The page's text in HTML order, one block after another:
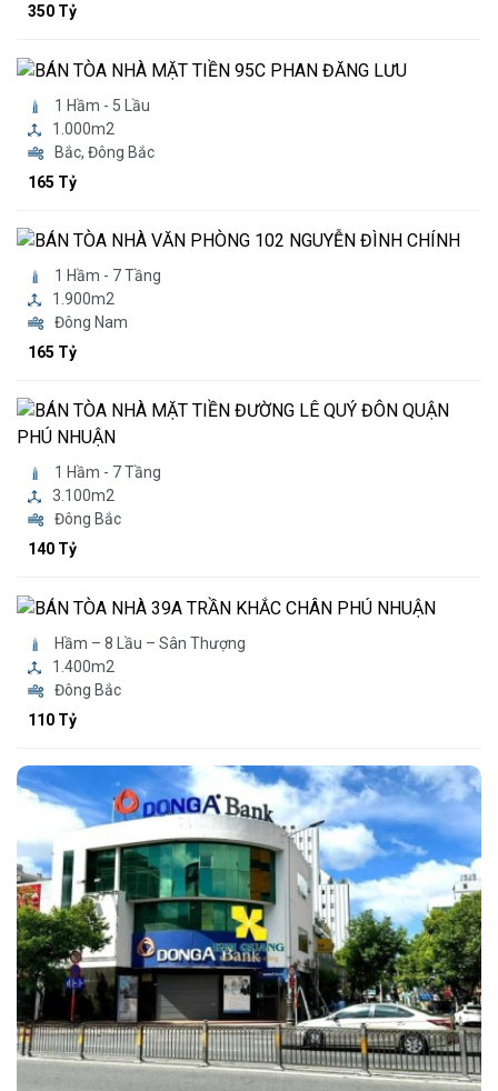
350 Tỷ
1 Hầm - 5 Lầu
1.000m2
Bắc, Đông Bắc
165 Tỷ
1 Hầm - 7 Tầng
1.900m2
Đông Nam
165 Tỷ
1 Hầm - 7 Tầng
3.100m2
Đông Bắc
140 Tỷ
Hầm – 8 Lầu – Sân Thượng
1.400m2
Đông Bắc
110 Tỷ